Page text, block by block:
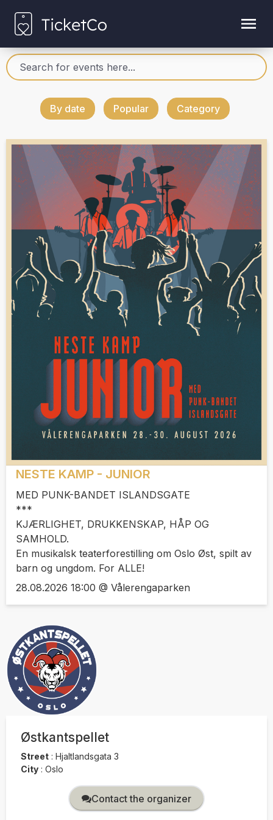
By date Popular Category
NESTE KAMP - JUNIOR
MED PUNK-BANDET ISLANDSGATE
***
KJÆRLIGHET, DRUKKENSKAP, HÅP OG
SAMHOLD.
En musikalsk teaterforestilling om Oslo Øst, spilt av
barn og ungdom. For ALLE!
28.08.2026 18:00 @ Vålerengaparken
Østkantspellet
Street : Hjaltlandsgata 3
City : Oslo
Contact the organizer